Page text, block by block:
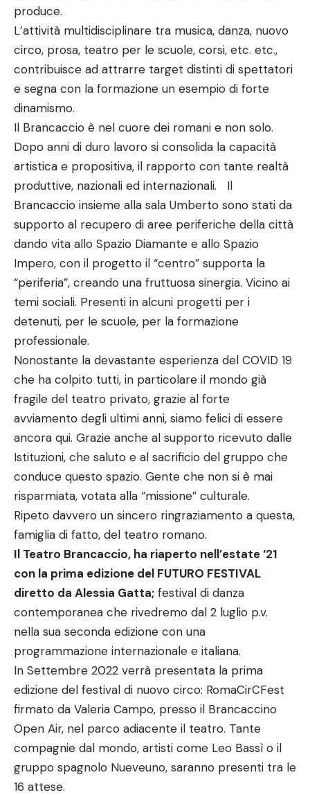
produce.
L’attività multidisciplinare tra musica, danza, nuovo
circo, prosa, teatro per le scuole, corsi, etc. etc.,
contribuisce ad attrarre target distinti di spettatori
e segna con la formazione un esempio di forte
dinamismo.
Il Brancaccio è nel cuore dei romani e non solo.
Dopo anni di duro lavoro si consolida la capacità
artistica e propositiva, il rapporto con tante realtà
produttive, nazionali ed internazionali. Il
Brancaccio insieme alla sala Umberto sono stati da
supporto al recupero di aree periferiche della città
dando vita allo Spazio Diamante e allo Spazio
Impero, con il progetto il “centro” supporta la
“periferia”, creando una fruttuosa sinergia. Vicino ai
temi sociali. Presenti in alcuni progetti per i
detenuti, per le scuole, per la formazione
professionale.
Nonostante la devastante esperienza del COVID 19
che ha colpito tutti, in particolare il mondo già
fragile del teatro privato, grazie al forte
avviamento degli ultimi anni, siamo felici di essere
ancora qui. Grazie anche al supporto ricevuto dalle
Istituzioni, che saluto e al sacrificio del gruppo che
conduce questo spazio. Gente che non si è mai
risparmiata, votata alla “missione” culturale.
Ripeto davvero un sincero ringraziamento a questa,
famiglia di fatto, del teatro romano.
Il Teatro Brancaccio, ha riaperto nell’estate ‘21
con la prima edizione del FUTURO FESTIVAL
diretto da Alessia Gatta; festival di danza
contemporanea che rivedremo dal 2 luglio p.v.
nella sua seconda edizione con una
programmazione internazionale e italiana.
In Settembre 2022 verrà presentata la prima
edizione del festival di nuovo circo: RomaCirCFest
firmato da Valeria Campo, presso il Brancaccino
Open Air, nel parco adiacente il teatro. Tante
compagnie dal mondo, artisti come Leo Bassì o il
gruppo spagnolo Nueveuno, saranno presenti tra le
16 attese.